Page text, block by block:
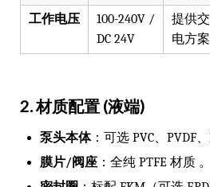
工作电压
100-240V /
DC 24V
提供
电方案
2. 材质配置 (液端)
泵头本体：可选 PVC、PVDF、
膜片/阀座 ：全纯 PTFE 材质 。